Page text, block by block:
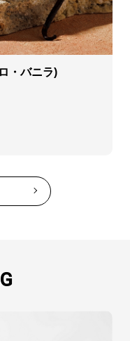
・バニラ)